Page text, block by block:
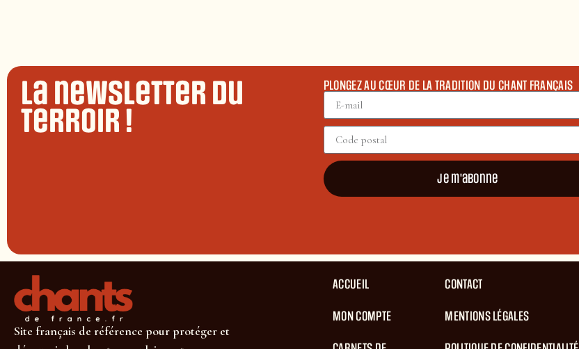
La newsletter du
terroir !
PLONGEZ AU CŒUR DE LA TRADITION DU CHANT FRANÇAIS
Je m'abonne
Site français de référence pour protéger et
ACCUEIL
MON COMPTE
CONTACT
MENTIONS LÉGALES